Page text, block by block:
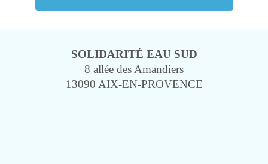
SOLIDARITÉ EAU SUD
8 allée des Amandiers
13090 AIX-EN-PROVENCE